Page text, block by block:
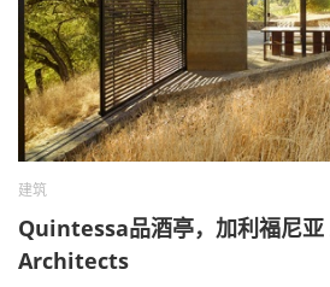
建筑
Quintessa品酒亭，加利福尼
Architects